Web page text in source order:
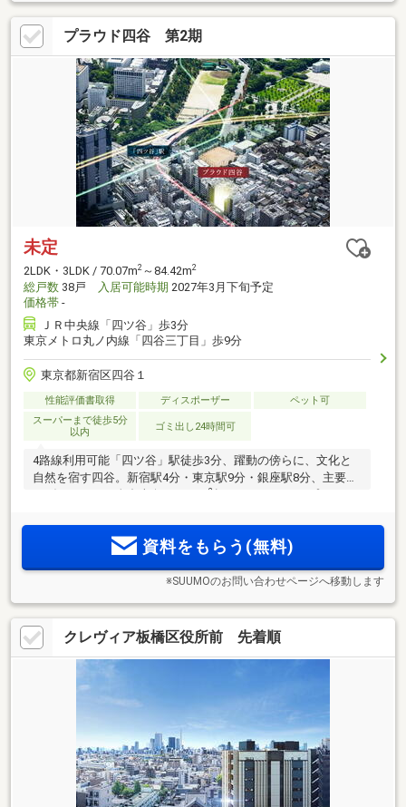
プラウド四谷 第2期
未定
2LDK・3LDK / 70.07m2 ～84.42m2
総戸数 38戸 入居可能時期 2027年3月下旬予定
価格帯 -
ＪＲ中央線「四ツ谷」歩3分
東京メトロ丸ノ内線「四谷三丁目」歩9分
東京都新宿区四谷１
性能評価書取得 ディスポーザー
ペット可
スーパーまで徒歩5分
以内
ゴミ出し24時間可
4路線利用可能「四ツ谷」駅徒歩3分、躍動の傍らに、文化と
自然を宿す四谷。新宿駅4分・東京駅9分・銀座駅8分、主要駅
2
しむ。内廊下設計とトリプルセキュリティの高い防犯性で都
市生活をサポート
資料をもらう(無料)
※SUUMOのお問い合わせページへ移動します
クレヴィア板橋区役所前 先着順